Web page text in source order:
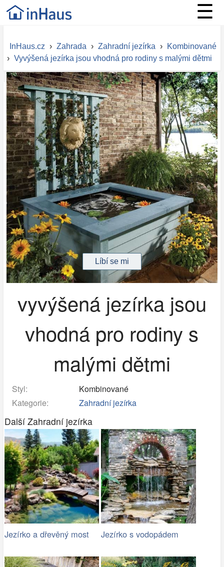
☰
InHaus.cz › Zahrada › Zahradní jezírka ›
Kombinované
› Vyvýšená jezírka jsou vhodná pro rodiny s malými dětmi
vyvýšená jezírka jsou
vhodná pro rodiny s
malými dětmi
Styl:
Kombinované
Kategorie:
Zahradní jezírka
Další Zahradní jezírka
Jezírko a dřevěný most Jezírko s vodopádem